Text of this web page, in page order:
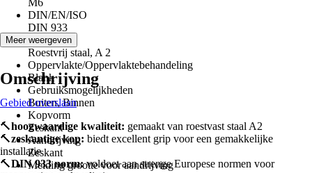
M6
DIN/EN/ISO
DIN 933
Materiaal
Roestvrij staal, A 2
Oppervlakte/Oppervlaktebehandeling
Blank
Gebruiksmogelijkheden
Buiten, Binnen
Kopvorm
Zeskant
Aandrijving
Zeskant
Melding grootte voor aandrijving
Meer weergeven
Omschrijving
Gebied overslaan
🔨hoogwaardige kwaliteit: gemaakt van roestvast staal A2
🔨zeskantige kop: biedt excellent grip voor een gemakkelijke
installatie
🔨DIN 933 norm:voldoet aan strenge Europese normen voor